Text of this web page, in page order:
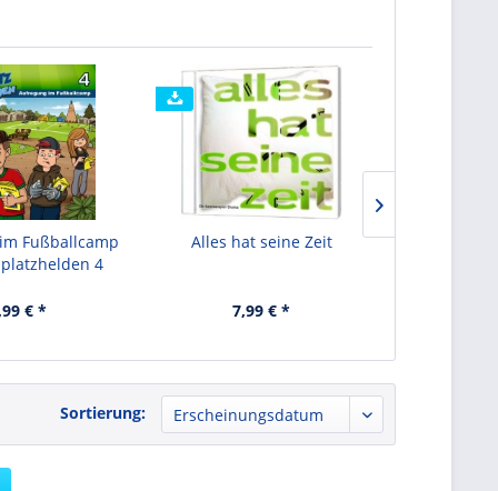
Fußballcamp
4
€ *
Alles hat seine Zeit
7,99 € *
Sortierung: